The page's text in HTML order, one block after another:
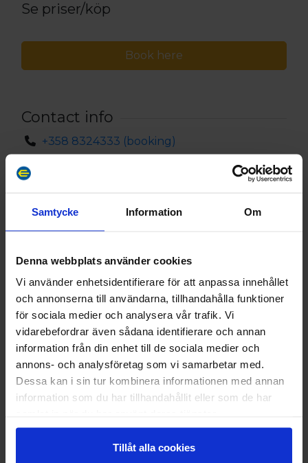
Samtycke Information Om
Denna webbplats använder cookies
Vi använder enhetsidentifierare för att anpassa innehållet
och annonserna till användarna, tillhandahålla funktioner
för sociala medier och analysera vår trafik. Vi
vidarebefordrar även sådana identifierare och annan
information från din enhet till de sociala medier och
annons- och analysföretag som vi samarbetar med.
Dessa kan i sin tur kombinera informationen med annan
information som du har tillhandahållit eller som de har
Tillåt alla cookies
Alla lägenheter är rökfria och utrustade med kärl,
och dusch. Wifi.
Några lägenheter har egen bastu.
Husdjur är välkomna i lägenhet nr. 4. Lägenheten
har egen ingång.
Notera att denna anläggning finns i åländska
att komma hit. Skärgårdsfärjornas tidtabeller,
Se priser/köp
Book here
Contact info
+358 8324333 (booking)
Vägbeskrivning
Pellas Gästhem ligger på ön Lappo i Brändö. Pellas
Gästhem tel +358 40 832 4333 eller e-post
info@pellas.ax Se skärgårdstrafikens turlistor på
www.alandstrafiken.ax, ÅLANDSTRAFIKEN Obs! 19.6.
- 8.8.: Vid ankomst mellan kl. 14-19 hämtas nyckel
från Sjöboden, en liten klädbod på vänster sida mitt
emot matbutiken i hamnområdet. Övrig tid: anmäl
ankomsttid till Tiina på info@pellas.ax eller tel +358
40 8324 333